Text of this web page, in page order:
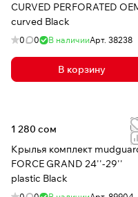
CURVED PERFORATED
curved Black
0 0 В наличииАрт. 38238
В корзину
1 280 сом
Крылья комплект
FORCE GRAND 24''-29''
plastic Black